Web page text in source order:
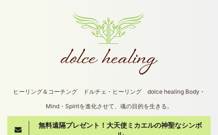
ヒーリング＆コーチング ドルチェ・ヒーリング dolce healing Body・
Mind・Spiritを進化させて、魂の目的を生きる。
無料遠隔プレゼント！大天使ミカエルの神聖なシンボ
Copyright© dolce healing , 2026 All Rights